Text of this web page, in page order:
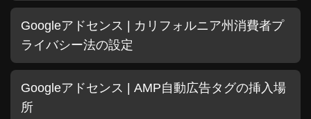
Googleアドセンス | カリフォルニア州消費者プ
ライバシー法の設定
Googleアドセンス | AMP自動広告タグの挿入場
所